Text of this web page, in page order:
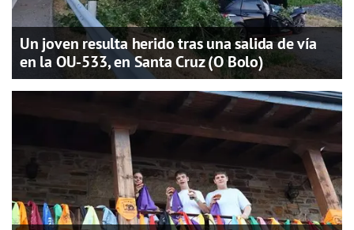
Un joven resulta herido tras una salida de vía
en la OU-533, en Santa Cruz (O Bolo)